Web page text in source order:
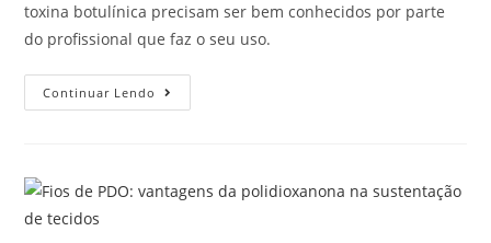
toxina botulínica precisam ser bem conhecidos por parte
do profissional que faz o seu uso.
Continuar Lendo